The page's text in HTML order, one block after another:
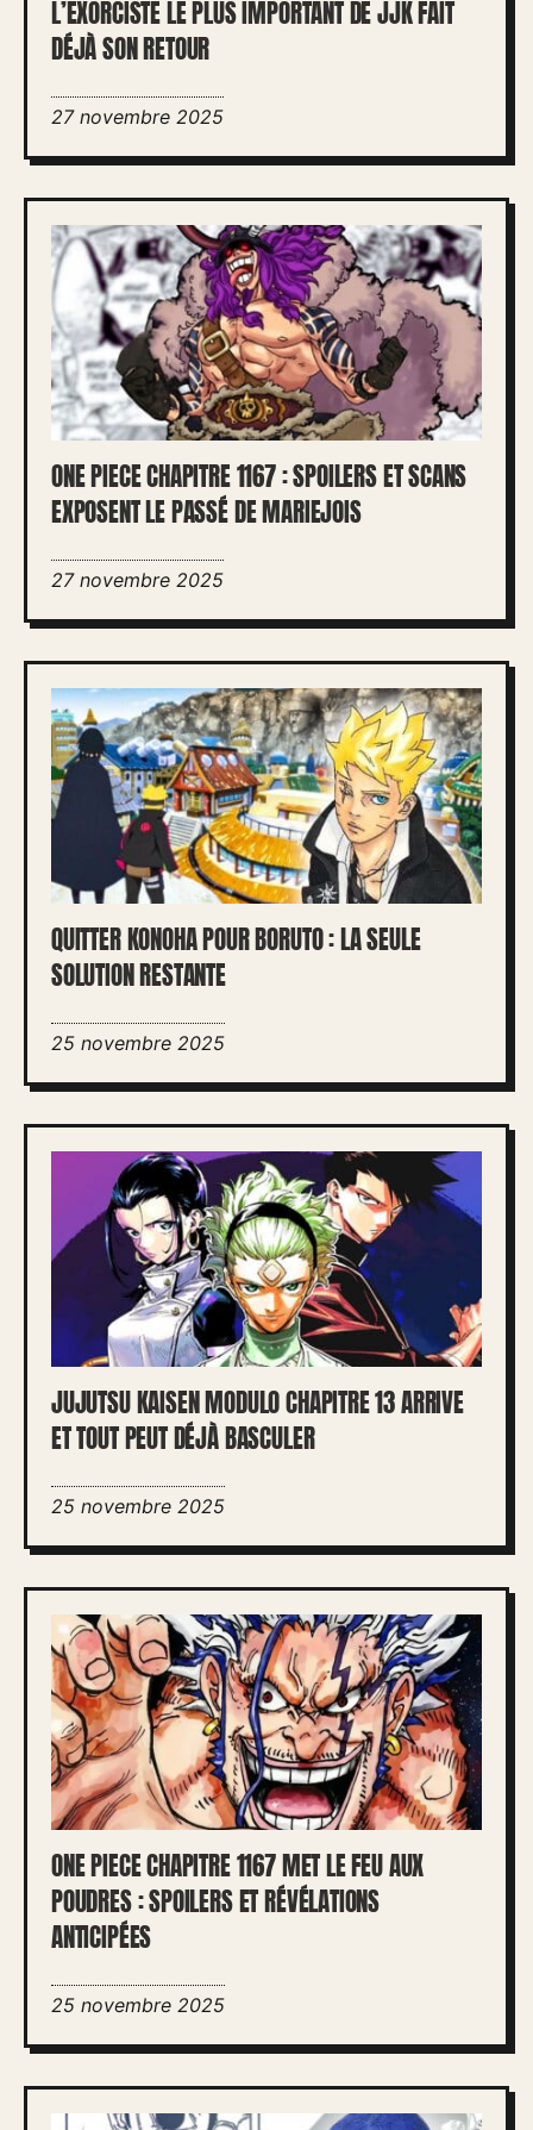
L’EXORCISTE LE PLUS IMPORTANT DE JJK FAIT
DÉJÀ SON RETOUR
27 novembre 2025
ONE PIECE CHAPITRE 1167 : SPOILERS ET SCANS
EXPOSENT LE PASSÉ DE MARIEJOIS
27 novembre 2025
QUITTER KONOHA POUR BORUTO : LA SEULE
SOLUTION RESTANTE
25 novembre 2025
JUJUTSU KAISEN MODULO CHAPITRE 13 ARRIVE
ET TOUT PEUT DÉJÀ BASCULER
25 novembre 2025
ONE PIECE CHAPITRE 1167 MET LE FEU AUX
POUDRES : SPOILERS ET RÉVÉLATIONS
ANTICIPÉES
25 novembre 2025